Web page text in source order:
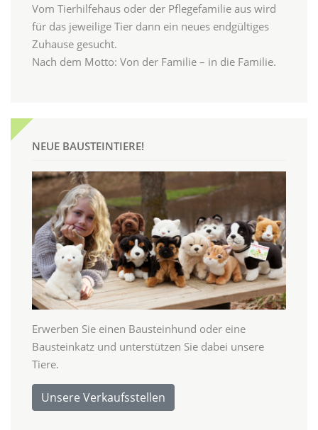
Vom Tierhilfehaus oder der Pflegefamilie aus wird
für das jeweilige Tier dann ein neues endgültiges
Zuhause gesucht.
Nach dem Motto: Von der Familie – in die Familie.
NEUE BAUSTEINTIERE!
Erwerben Sie einen Bausteinhund oder eine
Bausteinkatz und unterstützen Sie dabei unsere
Tiere.
Unsere Verkaufsstellen